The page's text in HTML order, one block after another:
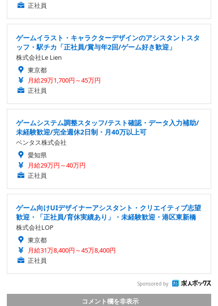
正社員
ゲームイラスト・キャラクターデザインのアシスタントスタ
ッフ・駅チカ「正社員/賞与年2回/ゲーム好き歓迎」
株式会社Le Lien
東京都
月給29万1,700円～45万円
正社員
ゲームシステム調整スタッフ/テスト確認・データ入力補助/
未経験歓迎/完全週休2日制・月40万以上可
ベンタス株式会社
愛知県
月給29万円～40万円
正社員
ゲーム向けUIデザイナーアシスタント・クリエイティブ志望
歓迎・「正社員/育休実績あり」・未経験歓迎・港区東新橋
株式会社LOP
東京都
月給31万8,400円～45万8,400円
正社員
Sponsored by
コメント欄を非表示